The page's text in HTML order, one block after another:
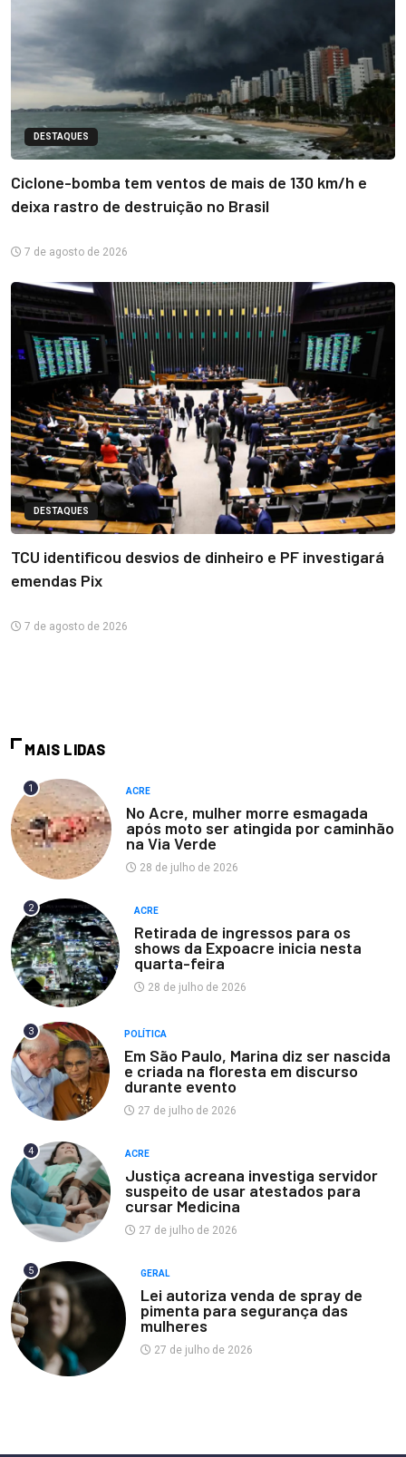
DESTAQUES
Ciclone-bomba tem ventos de mais de 130 km/h e
deixa rastro de destruição no Brasil
7 de agosto de 2026
DESTAQUES
TCU identificou desvios de dinheiro e PF investigará
emendas Pix
7 de agosto de 2026
MAIS LIDAS
1 ACRE
No Acre, mulher morre esmagada
após moto ser atingida por caminhão
na Via Verde
28 de julho de 2026
2 ACRE
Retirada de ingressos para os
shows da Expoacre inicia nesta
quarta-feira
28 de julho de 2026
3 POLÍTICA
Em São Paulo, Marina diz ser nascida
e criada na floresta em discurso
durante evento
27 de julho de 2026
4 ACRE
Justiça acreana investiga servidor
suspeito de usar atestados para
cursar Medicina
27 de julho de 2026
5 GERAL
Lei autoriza venda de spray de
pimenta para segurança das
mulheres
27 de julho de 2026